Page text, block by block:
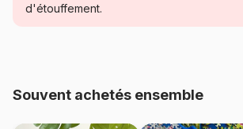
Référence
d'étouffement.
Souvent achetés ensemble